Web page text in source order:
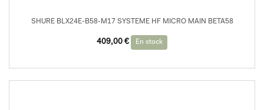
SHURE BLX24E-B58-M17 SYSTEME HF MICRO MAIN BETA58
409,00 € En stock